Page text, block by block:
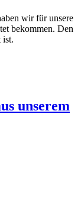
wir für unsere
bekommen. Den
ist.
unserem